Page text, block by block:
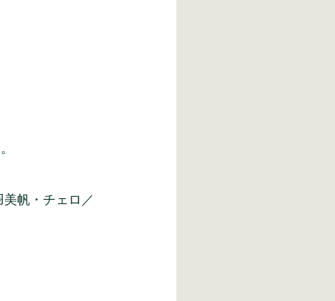
帆・チェロ／